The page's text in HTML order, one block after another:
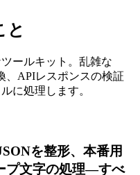
と
ールキット。乱雑な
、APIレスポンスの検証
に処理します。
を整形、本番用
プ文字の処理—すべ